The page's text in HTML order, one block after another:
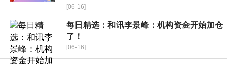
[06-16]
每日精选：和讯李景峰：机构资金开始加仓
了！
[06-16]